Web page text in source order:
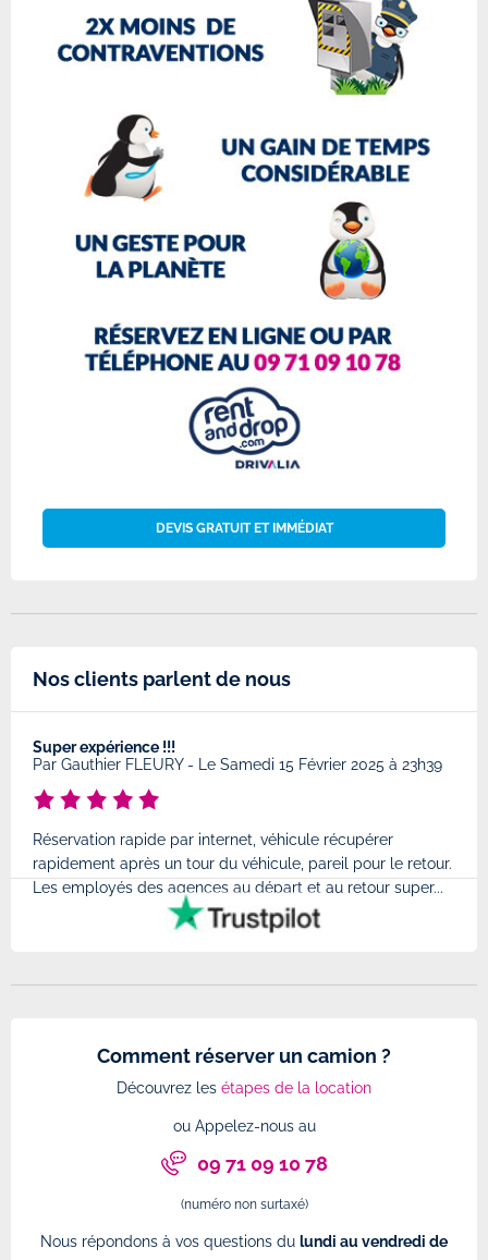
DEVIS GRATUIT ET IMMÉDIAT
Nos clients parlent de nous
Super expérience !!!
Par Gauthier FLEURY- Le Samedi 15 Février 2025 à 23h39
Réservation rapide par internet, véhicule récupérer
rapidement après un tour du véhicule, pareil pour le retour.
Les employés des agences au départ et au retour super...
Comment réserver un camion ?
Découvrez les étapes de la location
ou Appelez-nous au
09 71 09 10 78
(numéro non surtaxé)
Nous répondons à vos questions du lundi au vendredi de